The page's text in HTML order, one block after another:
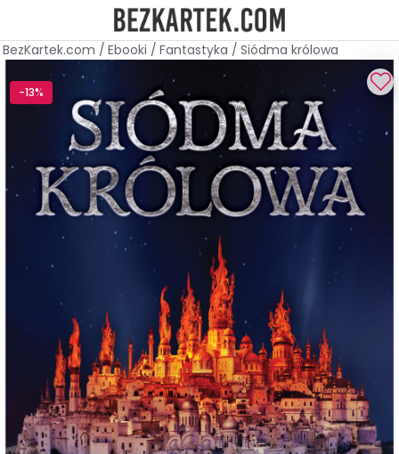
BezKartek.com / Ebooki / Fantastyka / Siódma królowa
-13%